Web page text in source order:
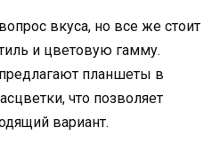
вкуса, но все же стоит
и цветовую гамму.
планшеты в
что позволяет
вариант.